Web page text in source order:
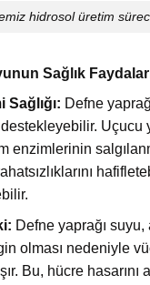
hidrosol üretim
Sağlık
Defne
destekleyebilir.
enzimlerinin
Defne yaprağı
olması nedeniyle
Bu, hücre hasarını